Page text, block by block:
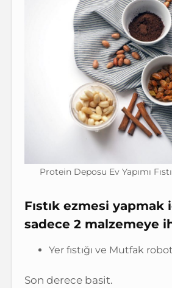
Protein Deposu Ev Yapımı
Fıstık ezmesi
sadece 2 malzemeye
Yer fıstığı ve Mutfak
Son derece basit.